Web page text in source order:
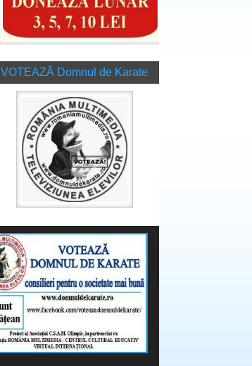
VOTEAZĂ Domnul de Karate